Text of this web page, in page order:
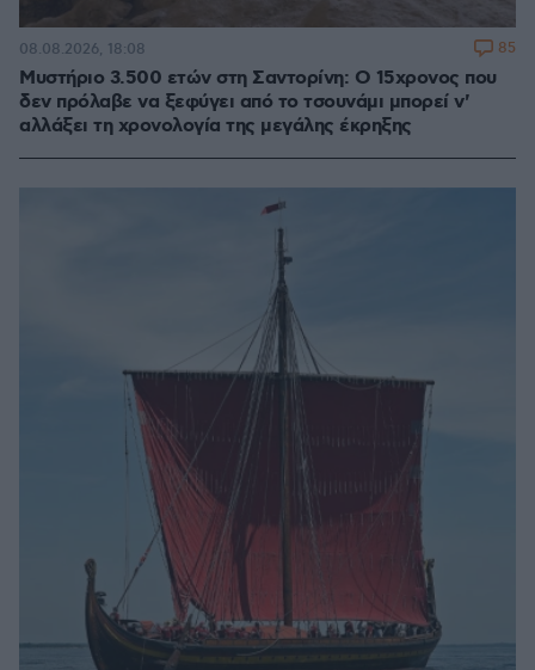
Μυστήριο 3.500 ετών στη Σαντορίνη: Ο 15χρονος που
δεν πρόλαβε να ξεφύγει από το τσουνάμι μπορεί ν'
αλλάξει τη χρονολογία της μεγάλης έκρηξης
08.08.2026, 18:08 85